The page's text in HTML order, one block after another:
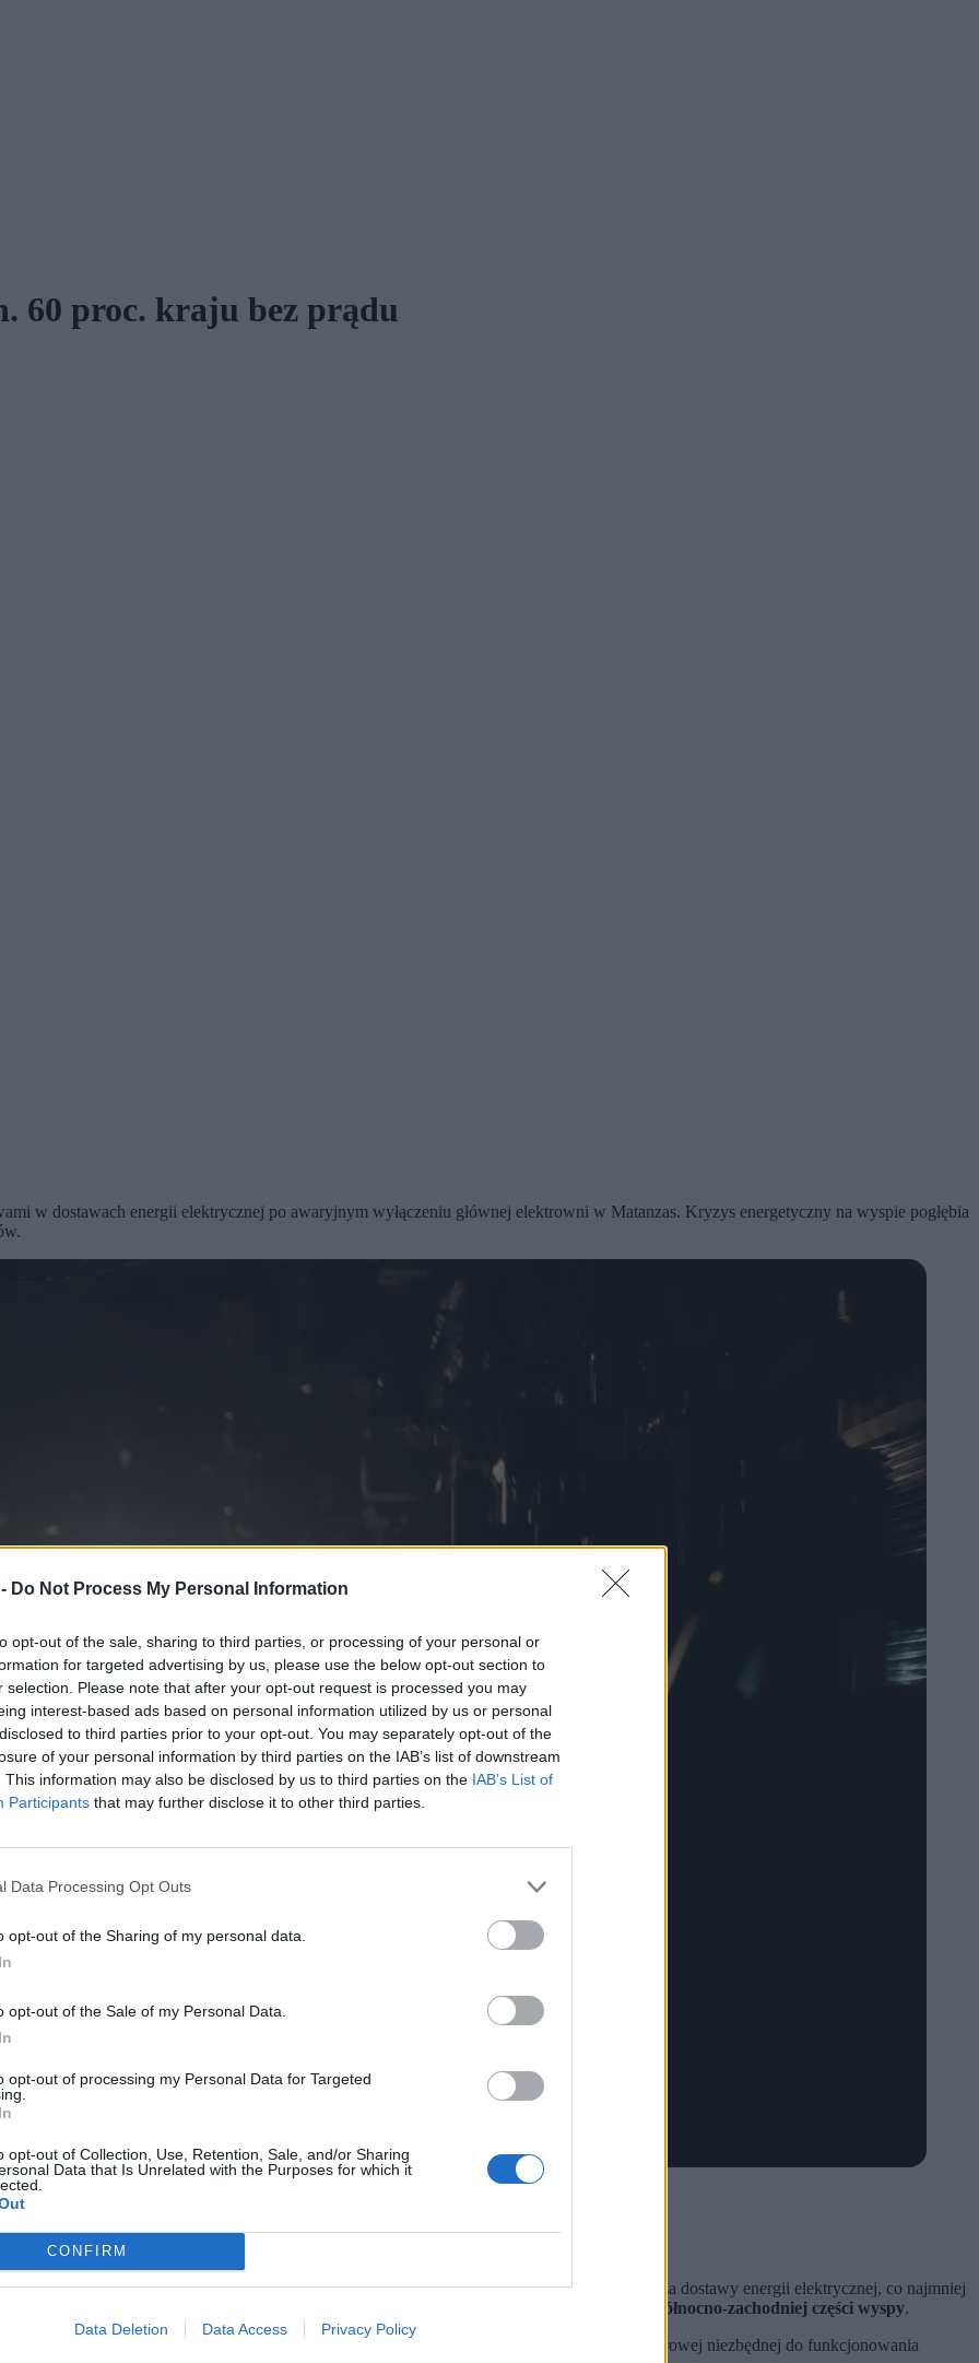
Do Not Process My Personal Information
opt-out of the sale, sharing to third parties, or processing of your personal or
for targeted advertising by us, please use the below opt-out section to
selection. Please note that after your opt-out request is processed you may
interest-based ads based on personal information utilized by us or personal
to third parties prior to your opt-out. You may separately opt-out of the
of your personal information by third parties on the IAB’s list of downstream
This information may also be disclosed by us to third parties on the IAB’s List of
Participants that may further disclose it to other third parties.
Data Processing Opt Outs
opt-out of the Sharing of my personal data.
opt-out of the Sale of my Personal Data.
opt-out of processing my Personal Data for Targeted
opt-out of Collection, Use, Retention, Sale, and/or Sharing
Data that Is Unrelated with the Purposes for which it
CONFIRM
Data Deletion Data Access Privacy Policy
60 proc. kraju bez prądu
w dostawach energii elektrycznej po awaryjnym wyłączeniu głównej elektrowni w Matanzas. Kryzys energetyczny na wyspie pogłębia
/ PAP)
po kolejnej poważnej usterce.
a deficyt mocy przekracza 2000 MW.
z Wenezueli i ograniczeniu importu paliw.
informacji przekazanych przez państwową spółkę energetyczną UNE, odpowiedzialną za dostawy energii elektrycznej, co najmniej
prądu. Przyczyną jest
wyłączenie głównej elektrowni cieplnej w Matanzas, położonej w północno-zachodniej części wyspy.
elektrowni w maju
. Tym razem awaryjne wyłączenie zostało wymuszone brakiem wody surowej niezbędnej do funkcjonowania